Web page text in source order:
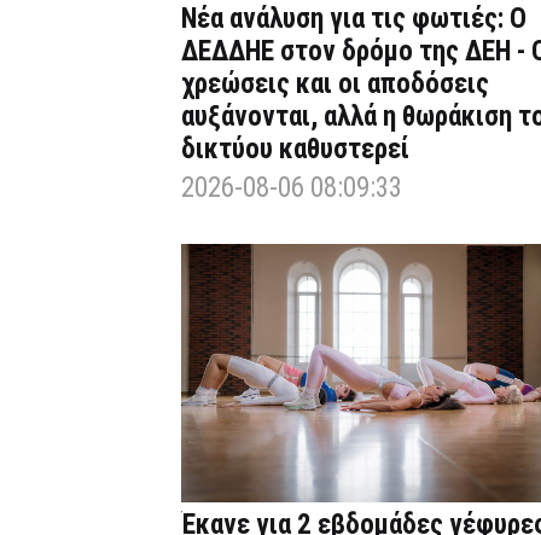
Νέα ανάλυση για τις φωτιές: Ο
ΔΕΔΔΗΕ στον δρόμο της ΔΕΗ -
χρεώσεις και οι αποδόσεις
αυξάνονται, αλλά η θωράκιση
δικτύου καθυστερεί
2026-08-06 08:09:33
Έκανε για 2 εβδομάδες